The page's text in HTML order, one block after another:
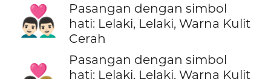
👨🏻‍❤️‍👨🏻
Pasangan dengan simbol
hati: Lelaki, Lelaki, Warna Kulit
Cerah
Pasangan dengan simbol
hati: Lelaki, Lelaki, Warna Kulit